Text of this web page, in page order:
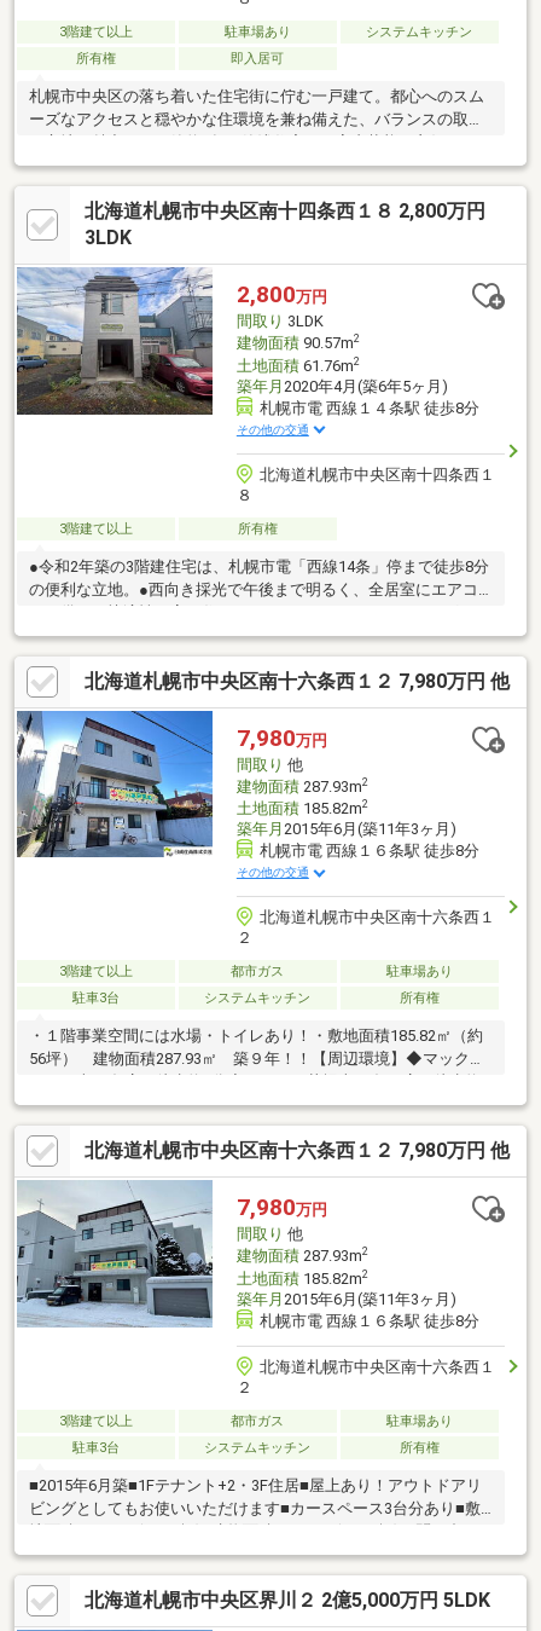
3階建て以上 駐車場あり
システムキッチン
所有権
即入居可
札幌市中央区の落ち着いた住宅街に佇む一戸建て。都心へのスム
ーズなアクセスと穏やかな住環境を兼ね備えた、バランスの取れ
そのままご入居いただくのはもちろん、ライフスタイルに合わせ
たアレンジもご検討いただけます。各居室に収納を備えた使い勝
手の良い間取りで、ファミリー世帯にもおすすめです。周辺には
生活利便施設も整い、日々の暮らしを快適にサポート。内覧のご
ださい。
北海道札幌市中央区南十四条西１８ 2,800万円
3LDK
2,800万円
間取り 3LDK
建物面積90.57m2
土地面積61.76m2
築年月 2020年4月(築6年5ヶ月)
札幌市電 西線１４条駅 徒歩8分
その他の交通
北海道札幌市中央区南十四条西１
８
3階建て以上 所有権
●令和2年築の3階建住宅は、札幌市電「西線14条」停まで徒歩8分
の便利な立地。●西向き採光で午後まで明るく、全居室にエアコ
ターを採用し、追焚機能、温水洗浄便座、シャワールームなど設
備も充実。●モニター付インターホンやディンプルキーにより、
防犯性にも配慮されています。●洋室は4.9帖、5.6帖、6.8帖と使い
勝手の良い間取りで、3300万円で新しい暮らしをすぐに始められ
る空家物件です。
北海道札幌市中央区南十六条西１２ 7,980万円 他
7,980万円
間取り 他
建物面積287.93m2
土地面積185.82m2
築年月 2015年6月(築11年3ヶ月)
札幌市電 西線１６条駅 徒歩8分
その他の交通
北海道札幌市中央区南十六条西１
２
3階建て以上 都市ガス
駐車場あり
駐車3台
システムキッチン 所有権
・１階事業空間には水場・トイレあり！・敷地面積185.82㎡（約
56坪） 建物面積287.93㎡ 築９年！！【周辺環境】◆マックス
分◆ツルハドラッグ南16条店 徒歩約3分◆北洋銀行西線支店
徒歩約8分◆山鼻東屯田通郵便局 徒歩約10分▽山鼻小学校 徒
歩約8分▽伏見中学校 徒歩約14分
北海道札幌市中央区南十六条西１２ 7,980万円 他
7,980万円
間取り 他
建物面積287.93m2
土地面積185.82m2
築年月 2015年6月(築11年3ヶ月)
札幌市電 西線１６条駅 徒歩8分
北海道札幌市中央区南十六条西１
２
3階建て以上 都市ガス
駐車場あり
駐車3台
システムキッチン 所有権
■2015年6月築■1Fテナント+2・3F住居■屋上あり！アウトドアリ
ビングとしてもお使いいただけます■カースペース3台分あり■敷
せは、ヒルズ不動産「岡田 陽介」まで直接ご連絡ください。
TEL：070-5066-3679
北海道札幌市中央区界川２ 2億5,000万円 5LDK